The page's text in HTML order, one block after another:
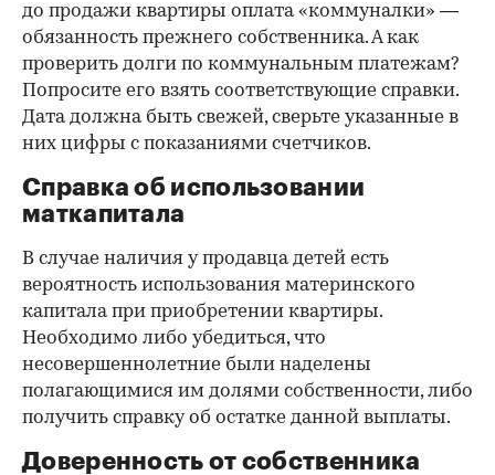
до продажи квартиры оплата «коммуналки» —
обязанность прежнего собственника. А как
проверить долги по коммунальным платежам?
Попросите его взять соответствующие справки.
Дата должна быть свежей, сверьте указанные в
них цифры с показаниями счетчиков.
Справка об использовании
маткапитала
В случае наличия у продавца детей есть
вероятность использования материнского
капитала при приобретении квартиры.
Необходимо либо убедиться, что
несовершеннолетние были наделены
полагающимися им долями собственности, либо
получить справку об остатке данной выплаты.
Доверенность от собственника